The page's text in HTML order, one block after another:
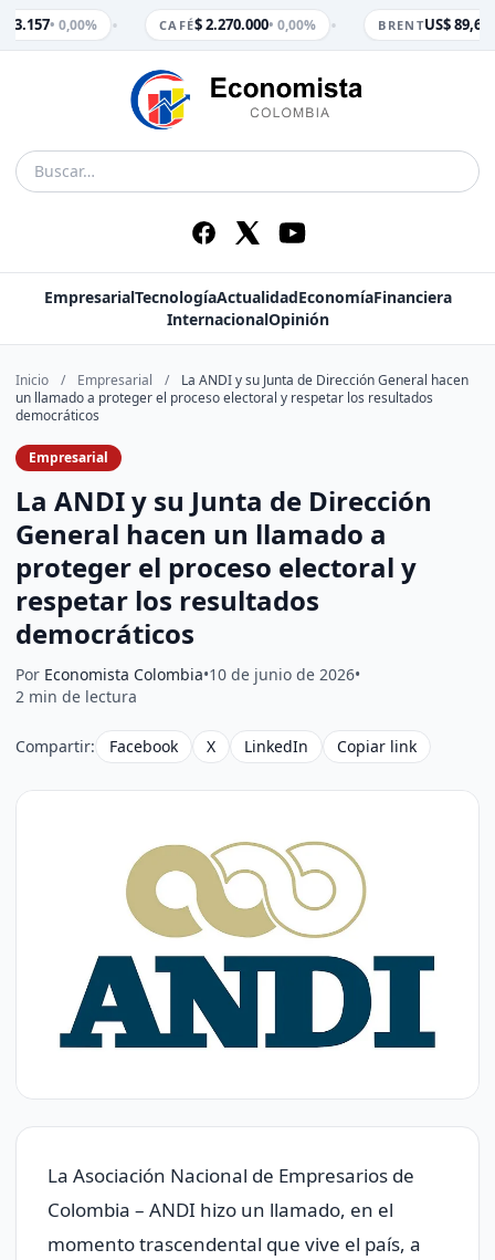
3.157• 0,00% CAFÉ$ 2.270.000• 0,00% BRENTUS$ 89,65
EmpresarialTecnologíaActualidadEconomíaFinanciera
InternacionalOpinión
Inicio / Empresarial /
La ANDI y su Junta de Dirección General hacen
un llamado a proteger el proceso electoral y respetar los resultados
democráticos
Empresarial
La ANDI y su Junta de Dirección
General hacen un llamado a
proteger el proceso electoral y
respetar los resultados
democráticos
Por Economista Colombia•10 de junio de 2026•
2 min de lectura
Compartir: Facebook X LinkedIn Copiar link
La Asociación Nacional de Empresarios de
Colombia – ANDI hizo un llamado, en el
momento trascendental que vive el país, a